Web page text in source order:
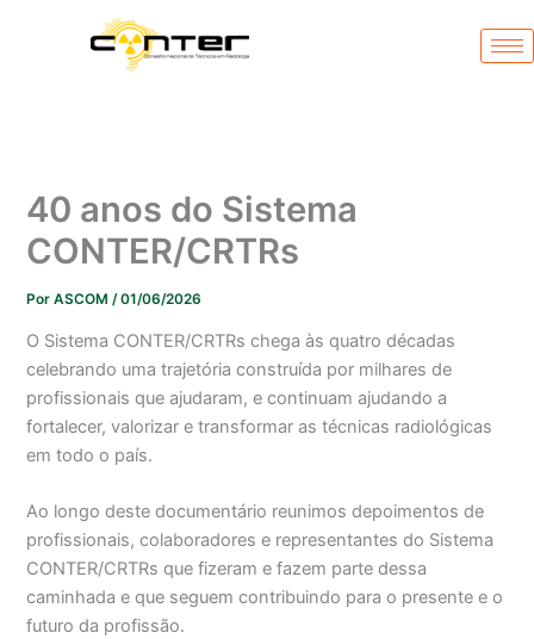
40 anos do Sistema
CONTER/CRTRs
PorASCOM /01/06/2026
O Sistema CONTER/CRTRs chega às quatro décadas
celebrando uma trajetória construída por milhares de
profissionais que ajudaram, e continuam ajudando a
fortalecer, valorizar e transformar as técnicas radiológicas
em todo o país.
Ao longo deste documentário reunimos depoimentos de
profissionais, colaboradores e representantes do Sistema
CONTER/CRTRs que fizeram e fazem parte dessa
caminhada e que seguem contribuindo para o presente e o
futuro da profissão.